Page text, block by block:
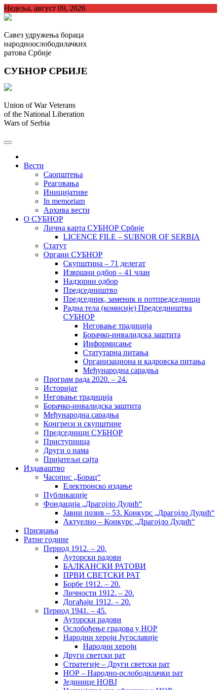
Skip
to
Недеља, август 09, 2026
Савез удружења бораца
народноослободилачких
ратова Србије
СУБНОР СРБИЈЕ
Union of War Veterans
of the National Liberation
Wars of Serbia
Вести
Саопштења
Реаговања
Иницијативе
In memoriam
Архива вести
О СУБНОР
Лична карта СУБНОР Србије
LICENCE FILE – SUBNOR OF SERBIA
Статут
Органи СУБНОР
Скупштина – 71 делегат
Извршни одбор – 41 члан
Надзорни одбор
Председништво
Председник, заменик и потпредседници
Радна тела (комисије) Председништва
СУБНОР
Неговање традиција
Борачко-инвалидска заштита
Информисање
Статутарна питања
Организациона и кадровска питања
Међународна сарадња
Програм рада 2020. – 24.
Историјат
Неговање традиција
Борачко-инвалидска заштита
Међународна сарадња
Конгреси и скупштине
Председници СУБНОР
Приступница
Други о нама
Пријатељи сајта
Издаваштво
Часопис „Борац“
Електронско издање
Публикације
Фондација „Драгојло Дудић“
Јавни позив – 53. Конкурс „Драгојло Дудић“
Актуелно – Конкурс „Драгојло Дудић“
Признања
Ратне године
Период 1912. – 20.
Ауторски радови
БАЛКАНСКИ РАТОВИ
ПРВИ СВЕТСКИ РАТ
Борбе 1912. – 20.
Личности 1912. – 20.
Догађаји 1912. – 20.
Период 1941. – 45.
Ауторски радови
Ослобођење градова у НОР
Народни хероји Југославије
Народни хероји
Други светски рат
Стратегије – Други светски рат
НОР – Народно-ослободилачки рат
Јединице НОВЈ